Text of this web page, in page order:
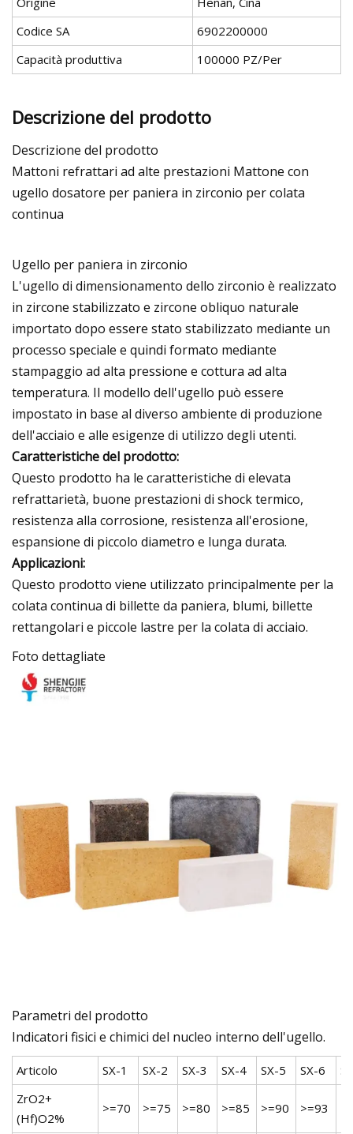
Codice SA
6902200000
Capacità produttiva
100000 PZ/Per
Descrizione del prodotto
Descrizione del prodotto
Mattoni refrattari ad alte prestazioni Mattone con
ugello dosatore per paniera in zirconio per colata
continua
Ugello per paniera in zirconio
L'ugello di dimensionamento dello zirconio è realizzato
in zircone stabilizzato e zircone obliquo naturale
importato dopo essere stato stabilizzato mediante un
processo speciale e quindi formato mediante
stampaggio ad alta pressione e cottura ad alta
temperatura. Il modello dell'ugello può essere
impostato in base al diverso ambiente di produzione
dell'acciaio e alle esigenze di utilizzo degli utenti.
Caratteristiche del prodotto:
Questo prodotto ha le caratteristiche di elevata
refrattarietà, buone prestazioni di shock termico,
resistenza alla corrosione, resistenza all'erosione,
espansione di piccolo diametro e lunga durata.
Applicazioni:
Questo prodotto viene utilizzato principalmente per la
colata continua di billette da paniera, blumi, billette
rettangolari e piccole lastre per la colata di acciaio.
Foto dettagliate
Parametri del prodotto
Indicatori fisici e chimici del nucleo interno dell'ugello.
Articolo SX-1 SX-2 SX-3 SX-4 SX-5 SX-6
ZrO2+
(Hf)O2%
>=70 >=75 >=80 >=85 >=90 >=93